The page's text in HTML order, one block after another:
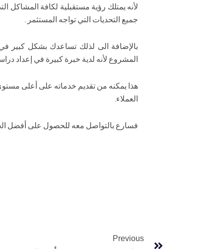
لأنه يمتلك رؤية مستقبلية لكافة المشاكل
جميع التحديات التي تواجه المستثمر .
بالإضافة الى لذلك تساعدك بشكل كبير
المشروع لأنه لدية خبرة كبيرة في إعداد
هذا يمكنه من تقديم خدماته على أعلى
العملاء.
فسارع بالتواصل معه للحصول على أفضل
Previous